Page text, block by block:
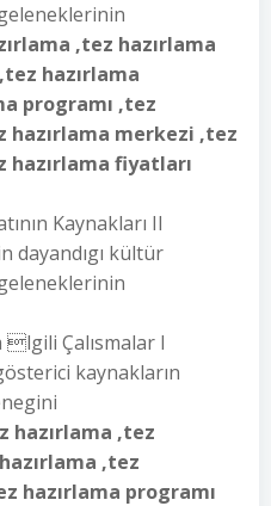
,tez hazırlama
hazırlama
programı ,tez
merkezi ,tez
hazırlama fiyatları
Kaynakları II
dayandıgı kültür
lgili Çalısmalar I
kaynakların
hazırlama ,tez
,tez
hazırlama programı